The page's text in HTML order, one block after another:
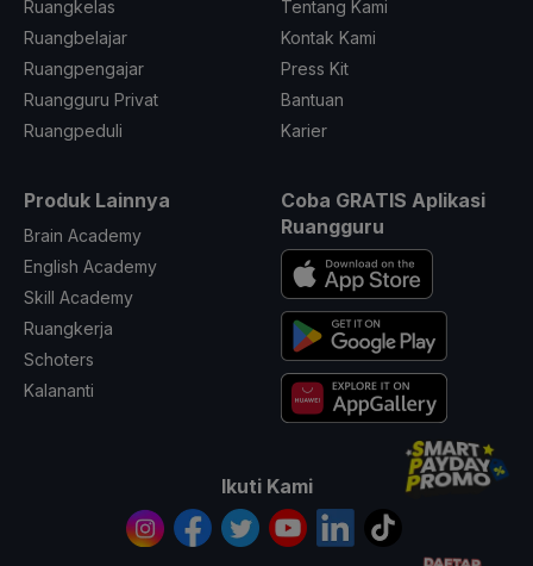
Ruangkelas
Ruangbelajar
Ruangpengajar
Ruangguru Privat
Ruangpeduli
Tentang Kami
Kontak Kami
Press Kit
Bantuan
Karier
Produk Lainnya
Brain Academy
English Academy
Skill Academy
Ruangkerja
Schoters
Kalananti
Coba GRATIS Aplikasi
Ruangguru
Ikuti Kami